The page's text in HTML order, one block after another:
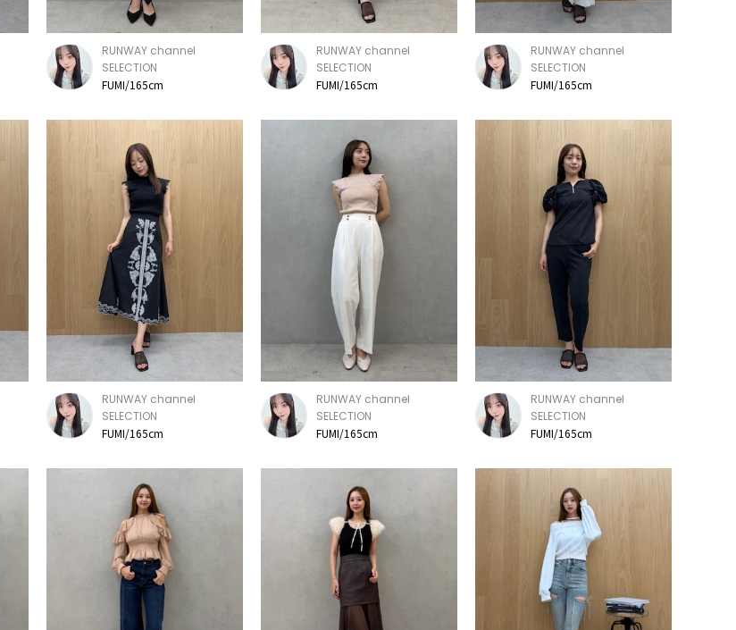
RUNWAY channel
SELECTION
FUMI/165cm
RUNWAY channel
SELECTION
FUMI/165cm
RUNWAY channel
SELECTION
FUMI/165cm
RUNWAY channel
SELECTION
FUMI/165cm
RUNWAY channel
SELECTION
FUMI/165cm
RUNWAY channel
SELECTION
FUMI/165cm